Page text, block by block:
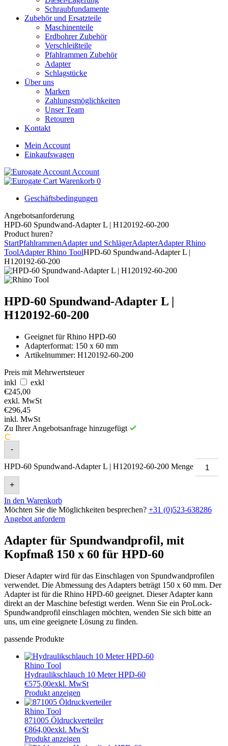
Schraubfundamente
Zubehör und Ersatzteile
Maschinenteile
Erdbohrer Zubehör
Verschleißteile
Pfahlrammen Zubehör
Adapter
Schlagstücke
Über uns
Marken
Zahlungsmöglichkeiten
Unser Team
Retouren
Kontakt
Mein Account
Einkaufswagen
Account
Warenkorb 0
Geschäftsbedingungen
Angebotsanforderung
HPD-60 Spundwand-Adapter L | H120192-60-200
Product huren?
StartPfahlrammenAdapter und SchlägerAdapterAdapter Rhino
ToolAdapter Rhino ToolHPD-60 Spundwand-Adapter L |
H120192-60-200
HPD-60 Spundwand-Adapter L |
H120192-60-200
Geeignet für Rhino HPD-60
Adapterformat: 150 x 60 mm
Artikelnummer: H120192-60-200
Preis mit Mehrwertsteuer
inkl
exkl
€245,00
exkl. MwSt
€296,45
inkl. MwSt
Zu Ihrer Angebotsanfrage hinzugefügt
-
HPD-60 Spundwand-Adapter L | H120192-60-200 Menge
+
In den Warenkorb
Möchten Sie die Möglichkeiten besprechen? +31 (0)523-638286
Angebot anfordern
Adapter für Spundwandprofil, mit
Kopfmaß 150 x 60 für HPD-60
Dieser Adapter wird für das Einschlagen von Spundwandprofilen
verwendet. Die Abmessung des Adapters beträgt 150 x 60 mm. Der
Adapter ist für die Rhino HPD-60 geeignet. Dieser Adapter kann
direkt an der Maschine befestigt werden. Wenn Sie ein ProLock-
Spundwandprofil einschlagen möchten, wenden Sie sich bitte an
uns, um eine geeignete Lösung zu finden.
passende Produkte
Rhino Tool
Hydraulikschlauch 10 Meter HPD-60
€575,00exkl. MwSt
Produkt anzeigen
Rhino Tool
871005 Öldruckverteiler
€864,00exkl. MwSt
Produkt anzeigen